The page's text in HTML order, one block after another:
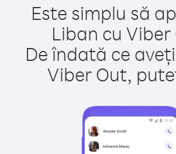
Este simplu să
Liban cu Viber
De îndată ce
Viber Out,